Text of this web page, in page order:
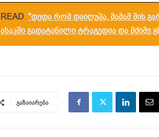
READ "დედა რომ დაიღუპა, მამამ მის
ასაკში გადატანილი ტრაგედია და
გაზაიარება